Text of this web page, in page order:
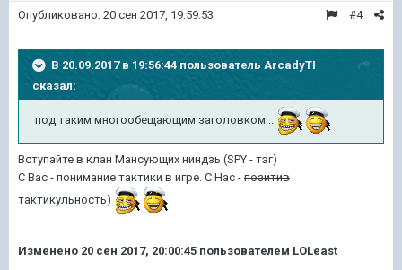
#4
Опубликовано: 20 сен 2017, 19:59:53
В 20.09.2017 в 19:56:44 пользователь ArcadyTI
сказал:
под таким многообещающим заголовком...
Вступайте в клан Мансующих ниндзь (SPY - тэг)
С Вас - понимание тактики в игре. С Нас - позитив
тактикульность)
Изменено 20 сен 2017, 20:00:45 пользователем LOLeast